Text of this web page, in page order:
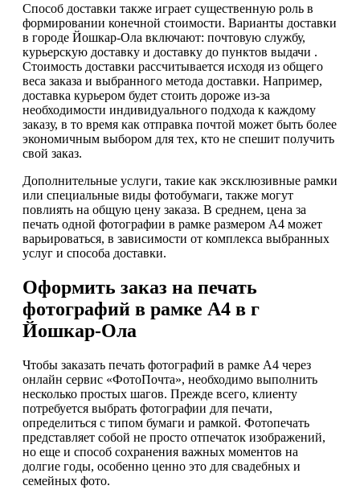
Способ доставки также играет существенную роль в
формировании конечной стоимости. Варианты доставки
в городе Йошкар-Ола включают: почтовую службу,
курьерскую доставку и доставку до пунктов выдачи .
Стоимость доставки рассчитывается исходя из общего
веса заказа и выбранного метода доставки. Например,
доставка курьером будет стоить дороже из-за
необходимости индивидуального подхода к каждому
заказу, в то время как отправка почтой может быть более
экономичным выбором для тех, кто не спешит получить
свой заказ.
Дополнительные услуги, такие как эксклюзивные рамки
или специальные виды фотобумаги, также могут
повлиять на общую цену заказа. В среднем, цена за
печать одной фотографии в рамке размером А4 может
варьироваться, в зависимости от комплекса выбранных
услуг и способа доставки.
Оформить заказ на печать
фотографий в рамке А4 в г
Йошкар-Ола
Чтобы заказать печать фотографий в рамке А4 через
онлайн сервис «ФотоПочта», необходимо выполнить
несколько простых шагов. Прежде всего, клиенту
потребуется выбрать фотографии для печати,
определиться с типом бумаги и рамкой. Фотопечать
представляет собой не просто отпечаток изображений,
но еще и способ сохранения важных моментов на
долгие годы, особенно ценно это для свадебных и
семейных фото.